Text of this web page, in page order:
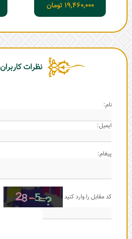
19,460,000 تومان
نظرات کاربران
نام:
ایمیل:
پیغام:
کد مقابل را وارد کنید